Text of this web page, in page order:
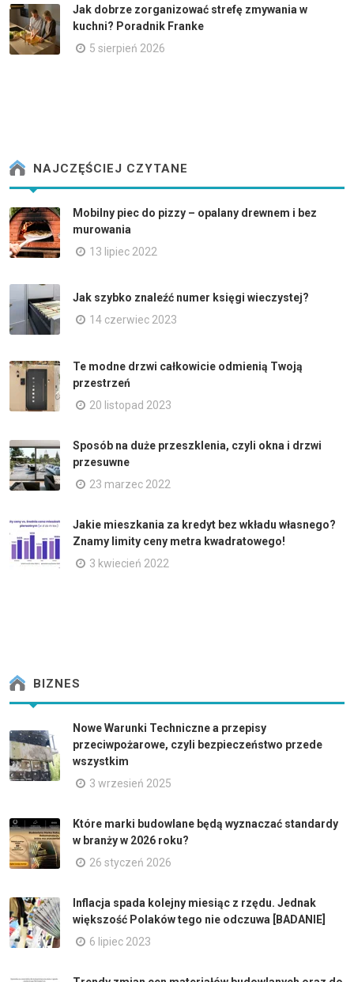
Jak dobrze zorganizować strefę zmywania w
kuchni? Poradnik Franke
5 sierpień 2026
NAJCZĘŚCIEJ CZYTANE
Mobilny piec do pizzy – opalany drewnem i bez
murowania
13 lipiec 2022
Jak szybko znaleźć numer księgi wieczystej?
14 czerwiec 2023
Te modne drzwi całkowicie odmienią Twoją
przestrzeń
20 listopad 2023
Sposób na duże przeszklenia, czyli okna i drzwi
przesuwne
23 marzec 2022
Jakie mieszkania za kredyt bez wkładu własnego?
Znamy limity ceny metra kwadratowego!
3 kwiecień 2022
BIZNES
Nowe Warunki Techniczne a przepisy
przeciwpożarowe, czyli bezpieczeństwo przede
wszystkim
3 wrzesień 2025
Które marki budowlane będą wyznaczać standardy
w branży w 2026 roku?
26 styczeń 2026
Inflacja spada kolejny miesiąc z rzędu. Jednak
większość Polaków tego nie odczuwa [BADANIE]
6 lipiec 2023